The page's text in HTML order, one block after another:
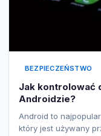
BEZPIECZEŃSTWO
Jak kontrolować
Androidzie?
Android to
który jest używany